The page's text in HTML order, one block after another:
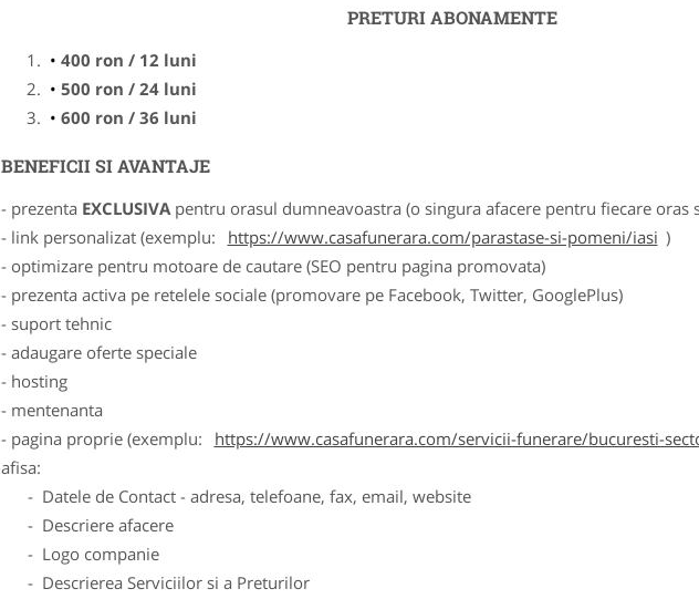
PRETURI ABONAMENTE
400 ron / 12 luni
500 ron / 24 luni
600 ron / 36 luni
BENEFICII SI AVANTAJE
- prezenta EXCLUSIVApentru orasul dumneavoastra (o singura afacere pentru fiecare oras
- link personalizat (exemplu:
https://www.casafunerara.com/parastase-si-pomeni/iasi )
- optimizare pentru motoare de cautare (SEO pentru pagina promovata)
- prezenta activa pe retelele sociale (promovare pe Facebook, Twitter, GooglePlus)
- suport tehnic
- adaugare oferte speciale
- hosting
- mentenanta
- pagina proprie (exemplu:
https://www.casafunerara.com/servicii-funerare/bucuresti-
afisa:
- Datele de Contact - adresa, telefoane, fax, email, website
- Descriere afacere
- Logo companie
- Descrierea Serviciilor si a Preturilor